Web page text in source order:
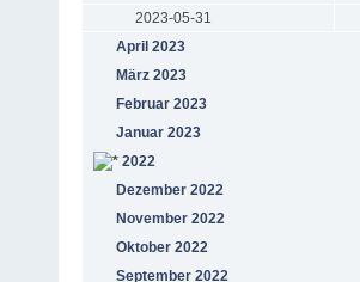
2023-05-31
April 2023
März 2023
Februar 2023
Januar 2023
2022
Dezember 2022
November 2022
Oktober 2022
September 2022